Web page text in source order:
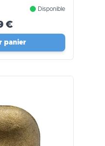
Disponible
€
panier